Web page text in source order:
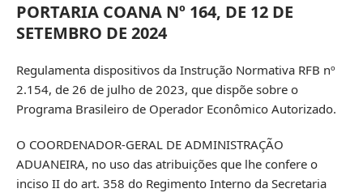
PORTARIA COANA Nº 164, DE 12 DE
SETEMBRO DE 2024
Regulamenta dispositivos da Instrução Normativa RFB nº
2.154, de 26 de julho de 2023, que dispõe sobre o
Programa Brasileiro de Operador Econômico Autorizado.
O COORDENADOR-GERAL DE ADMINISTRAÇÃO
ADUANEIRA, no uso das atribuições que lhe confere o
inciso II do art. 358 do Regimento Interno da Secretaria